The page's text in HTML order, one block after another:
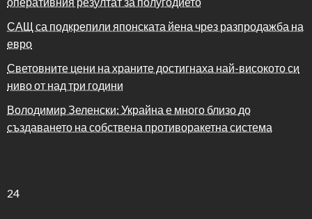
САЩ са подкрепили японската йена чрез разпродажба на
евро
Световните цени на храните достигнаха най-високото си
ниво от над три години
Володимир Зеленски: Украйна е много близо до
създаването на собствена противоракетна система
24